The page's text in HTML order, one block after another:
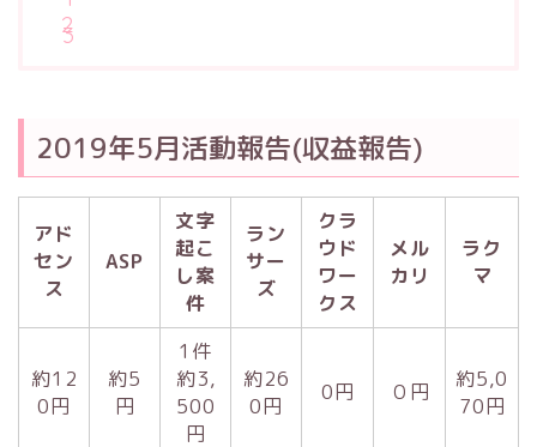
2019年5月活動報告(収益報告)
アド
セン
ス
ASP
文字
起こ
し案
件
ラン
サー
ズ
クラ
ウド
ワー
クス
メル
カリ
ラク
マ
約12
0円
約5
円
1件
約3,
500
円
約26
0円
0円 ０円
約5,0
70円